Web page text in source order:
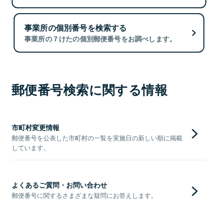
事業所の個別番号を検索する
事業所の７けたの個別郵便番号をお調べします。
郵便番号検索に関する情報
市町村変更情報
郵便番号を公表した市町村の一覧を実施日の新しい順に掲載
しています。
よくあるご質問・お問い合わせ
郵便番号に関するさまざまな疑問にお答えします。